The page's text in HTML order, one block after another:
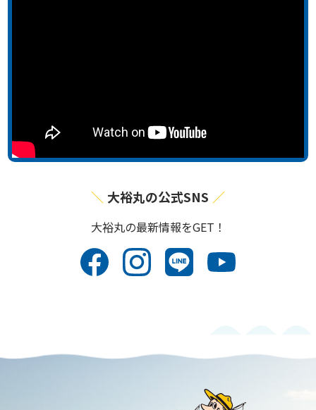
大裕丸の公式SNS
⼤裕丸の最新情報をGET！